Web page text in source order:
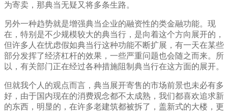
为寄卖，那典当无疑又将多条生路。
另外一种趋势就是增强典当企业的融资性的类金融功能。现
在，特别是不少规模较大的典当行，是向着这个方向展开的，
但许多人在忧虑假如典当行这种功能不断扩展，有一天在某些
部分发挥了经济杠杆的效果，一些严重问题也会随之而来。所
以，有关部门正在经过各种措施阻制典当行在这方面的展开。
但就我个人的观点而言，典当展开寄售的市场前景也未必有多
好，由于国内现在的消费观念都不太成熟，我们都喜欢追求新
的东西，明显的，在许多老建筑都被拆了，盖新式的大楼，更